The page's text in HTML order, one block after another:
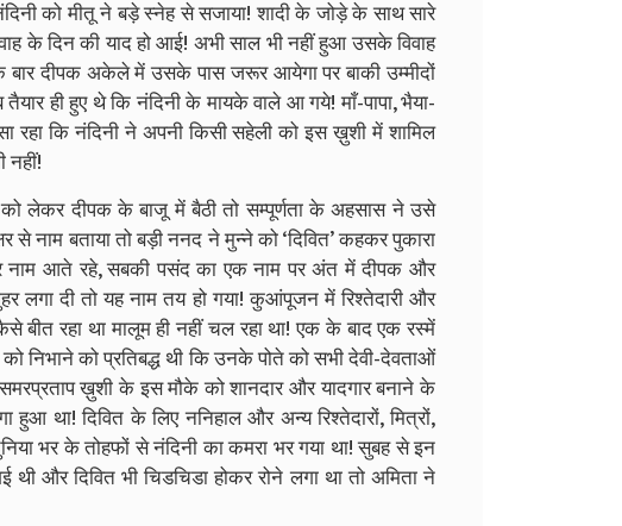
को मीतू ने बड़े स्नेह से सजाया! शादी के जोड़े के साथ सारे
के दिन की याद हो आई! अभी साल भी नहीं हुआ उसके विवाह
दीपक अकेले में उसके पास जरूर आयेगा पर बाकी उम्मीदों
ही हुए थे कि नंदिनी के मायके वाले आ गये! माँ-पापा, भैया-
रहा कि नंदिनी ने अपनी किसी सहेली को इस ख़ुशी में शामिल
नहीं!
लेकर दीपक के बाजू में बैठी तो सम्पूर्णता के अहसास ने उसे
से नाम बताया तो बड़ी ननद ने मुन्ने को ‘दिवित’ कहकर पुकारा
आते रहे, सबकी पसंद का एक नाम पर अंत में दीपक और
लगा दी तो यह नाम तय हो गया! कुआंपूजन में रिश्तेदारी और
बीत रहा था मालूम ही नहीं चल रहा था! एक के बाद एक रस्में
को निभाने को प्रतिबद्ध थी कि उनके पोते को सभी देवी-देवताओं
समरप्रताप ख़ुशी के इस मौके को शानदार और यादगार बनाने के
था! दिवित के लिए ननिहाल और अन्य रिश्तेदारों, मित्रों,
भर के तोहफों से नंदिनी का कमरा भर गया था! सुबह से इन
और दिवित भी चिडचिडा होकर रोने लगा था तो अमिता ने